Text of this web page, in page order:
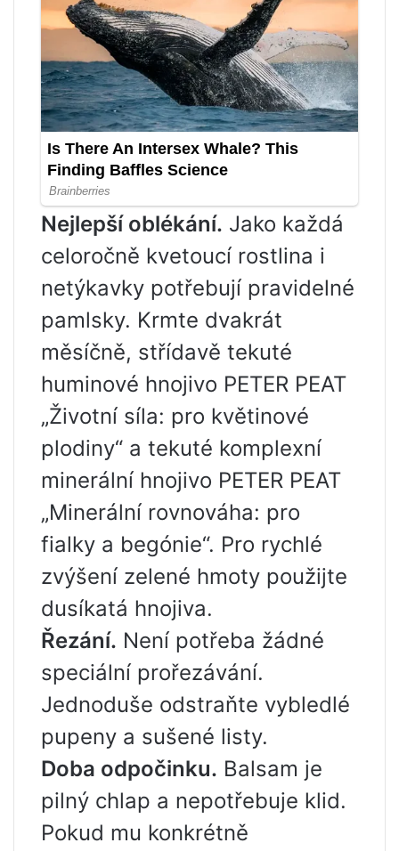
Nejlepší oblékání. Jako každá
celoročně kvetoucí rostlina i
netýkavky potřebují pravidelné
pamlsky. Krmte dvakrát
měsíčně, střídavě tekuté
huminové hnojivo PETER PEAT
„Životní síla: pro květinové
plodiny“ a tekuté komplexní
minerální hnojivo PETER PEAT
„Minerální rovnováha: pro
fialky a begónie“. Pro rychlé
zvýšení zelené hmoty použijte
dusíkatá hnojiva.
Řezání. Není potřeba žádné
speciální prořezávání.
Jednoduše odstraňte vybledlé
pupeny a sušené listy.
Doba odpočinku. Balsam je
pilný chlap a nepotřebuje klid.
Pokud mu konkrétně